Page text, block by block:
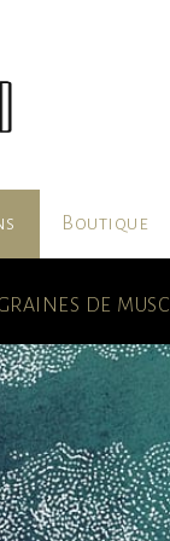
Boutique
de musc